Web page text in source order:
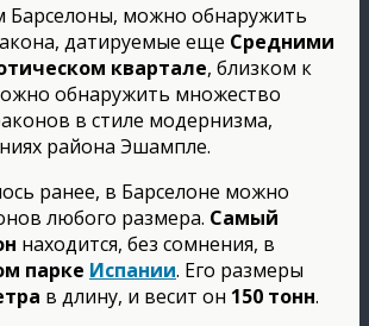
Барселоны, можно обнаружить
датируемые еще Средними
квартале, близком к
обнаружить множество
в стиле модернизма,
района Эшампле.
ранее, в Барселоне можно
любого размера. Самый
находится, без сомнения, в
парке Испании. Его размеры
в длину, и весит он 150 тонн.